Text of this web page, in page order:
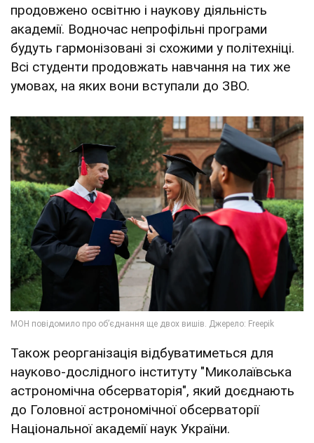
продовжено освітню і наукову діяльність
академії. Водночас непрофільні програми
будуть гармонізовані зі схожими у політехніці.
Всі студенти продовжать навчання на тих же
умовах, на яких вони вступали до ЗВО.
Також реорганізація відбуватиметься для
науково-дослідного інституту "Миколаївська
астрономічна обсерваторія", який доєднають
до Головної астрономічної обсерваторії
Національної академії наук України.